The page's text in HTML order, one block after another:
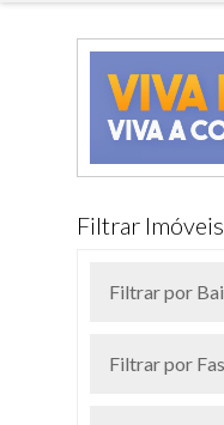
Filtrar Imóveis